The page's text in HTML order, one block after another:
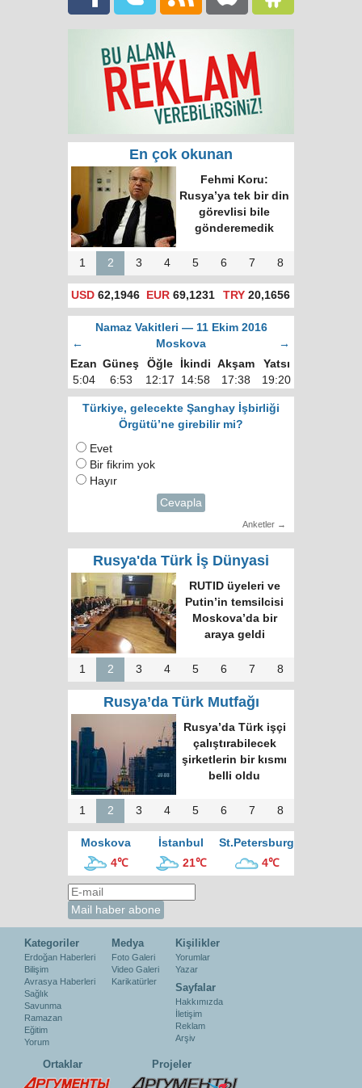
En çok okunan
Fehmi Koru:
Rusya’ya tek bir din
görevlisi bile
gönderemedik
1 2 3 4 5 6 7 8
USD 62,1946 EUR 69,1231 TRY20,1656
Namaz Vakitleri — 11 Ekim 2016
←
Moskova
→
Ezan Güneş Öğle İkindi Akşam
Yatsı
5:04
6:53 12:17 14:58 17:38 19:20
Türkiye, gelecekte Şanghay İşbirliği
Örgütü’ne girebilir mi?
Evet
Bir fikrim yok
Hayır
Cevapla
Anketler →
Rusya'da Türk İş Dünyasi
RUTID üyeleri ve
Putin’in temsilcisi
Moskova’da bir
araya geldi
1 2 3 4 5 6 7 8
Rusya’da Türk Mutfağı
Rusya’da Türk işçi
çalıştırabilecek
şirketlerin bir kısmı
belli oldu
1 2 3 4 5 6 7 8
Moskova İstanbul
St.Petersburg
4℃
21℃ 4℃
Kategoriler
Erdoğan Haberleri
Bilişim
Avrasya Haberleri
Sağlık
Savunma
Ramazan
Eğitim
Yorum
Medya
Foto Galeri
Video Galeri
Karikatürler
Kişilikler
Yorumlar
Yazar
Sayfalar
Hakkımızda
İletişim
Reklam
Arşiv
Ortaklar Projeler